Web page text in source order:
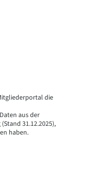
die
aus der
31.12.2025),
haben.